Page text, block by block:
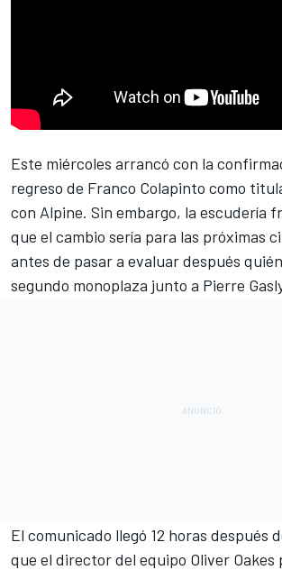
Este miércoles arrancó con la
regreso de Franco Colapinto como
con Alpine. Sin embargo, la escudería
que el cambio sería para las próximas
antes de pasar a evaluar después
segundo monoplaza junto a Pierre
El comunicado llegó 12 horas después
que el director del equipo Oliver Oakes